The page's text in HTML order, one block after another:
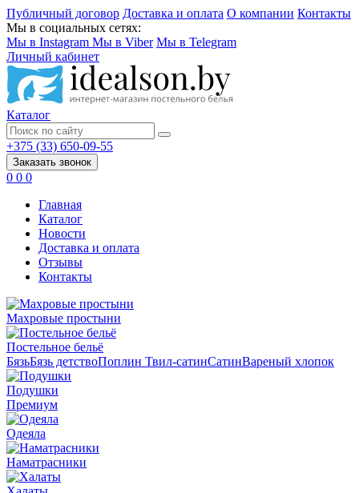
Публичный договор Доставка и оплата О компании Контакты
Мы в социальных сетях:
Мы в Instagram Мы в Viber Мы в Telegram
Личный кабинет
Каталог
+375 (33) 650-09-55
Заказать звонок
0 0 0
Главная
Каталог
Новости
Доставка и оплата
Отзывы
Контакты
Махровые простыни
Постельное бельё
БязьБязь детствоПоплин Твил-сатинСатинВареный хлопок
Подушки
Премиум
Одеяла
Наматрасники